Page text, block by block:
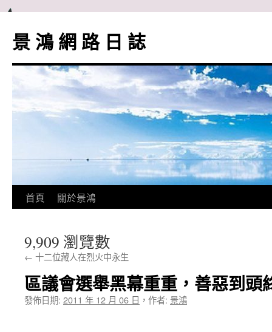
主
要
景 鴻 網 路 日 誌
首頁 關於景鴻
9,909 瀏覽數
← 十二位藏人在烈火中永生
區議會選舉黑幕重重，善惡到頭
發佈日期: 2011 年 12 月 06 日 ， 作者: 景鴻
★我一